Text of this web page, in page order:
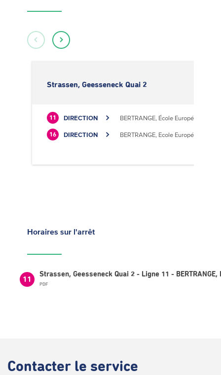
Strassen, Geesseneck Quai 2
11 DIRECTION BERTRANGE, École Européenne II
16 DIRECTION BERTRANGE, Ecole Européenne II
Horaires sur l'arrêt
11
Strassen, Geesseneck Quai 2 - Ligne 11 - BERTRANGE,
PDF
Contacter le service